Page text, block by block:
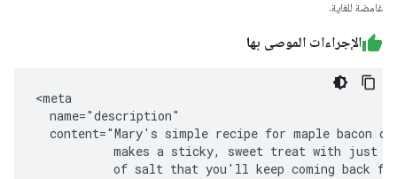
غامضة للغاية.
الإجراءات الموصى بها
<meta
  name="description"
content="Mary's simple recipe for maple bacon
makes a sticky, sweet treat with just a
of salt that you'll keep coming back